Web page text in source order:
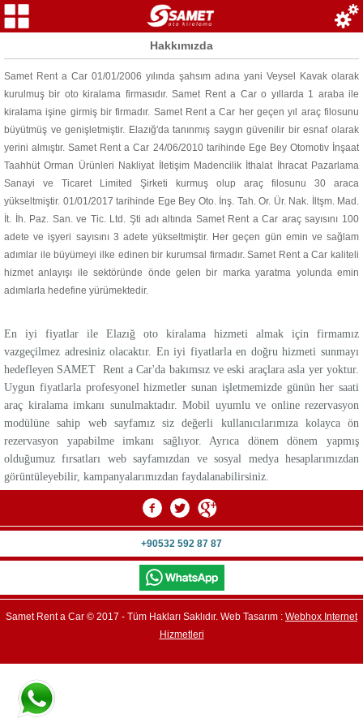
Hakkımızda
Samet Rent a Car 01/01/2006 yılında şahsım adına yani Veysel Kavak olarak
kurulmuş bir oto kiralama firmasıdır. Samet Rent a Car o yıllarda 1 araba ile
kiralama işine girmiş bir firmadır. Samet Rent a Car her geçen yıl araç filosunu
büyütmüş ve genişletmiştir. Elazığ'da tanınmış saygın güvenilir bir esnaf olarak
yerini almıştır. Samet Rent a Car 24/06/2010 tarihinde Ege Bey Otomotiv İnşaat
Taahhüt Orman Ürünleri Nakliyat İletişim Madencilik İthalat İhracat Pazarlama
Sanayi ve Ticaret Limited Şirketi kurmuş olup araç filosunu 30 araca
yükseltmiştir. 01/01/2017 tarihinde Ege Bey Oto. İnş. Tah. Or. Ür. Nak. İltşm. Mad.
İt. İh. Paz. San. ve Tic. Ltd. Şti adı altında Samet Rent a Car araç sayısını 100
adete ve işyeri sayısını 3 adete yükseltmiştir. Her geçen gün emin ve sağlam
adımlar ile büyümeyi ilke edinen bir kurumsal firmadır. Samet Rent a Car kaliteli
hizmet anlayışı ile sektöründe önde gelen bir marka yaratma yolunda emin
adımlarla hedefine yürümektedir.
En iyi fiyatlar ile Elazığ oto kiralama hizmeti almak için firmamız
vazgeçilmez adresiniz olacaktır. En iyi fiyatlarla en doğru hizmeti sunmayı
hedefleyen SAMET Rent a Car'da bakımsız ve eski araçlara asla yer yoktur.
Uygun fiyatlarla profesyonel hizmetler sunan işletmemizde günün her saati
araç kiralama imkanı sunulmaktadır. Mobil uyumlu ve online rezervasyon
modülüne sahip web sayfamız siz değerli kullanıcılarımıza kolayca ön
rezervasyon yapabilme imkanı sağlıyor. Ayrıca dönem dönem yapmış
olduğumuz fırsatları web sayfamızdan ve sosyal medya hesaplarımızdan
görüntüleyebilir, kampanyalarımızdan faydalanabilirsiniz.
+90532 592 87 87
Samet Rent a Car © 2017 - Tüm Hakları Saklıdır. Web Tasarım : Webhox Internet
Hizmetleri